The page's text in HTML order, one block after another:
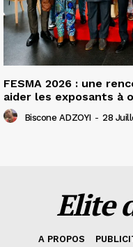
FESMA 2026 : une
aider les exposants à
Biscone ADZOYI - 28
Elite
A PROPOS